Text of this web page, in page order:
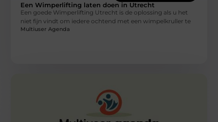
Een Wimperlifting laten doen in Utrecht
Een goede Wimperlifting Utrecht is de oplossing als u het
niet fijn vindt om iedere ochtend met een wimpelkruller te
Multiuser Agenda